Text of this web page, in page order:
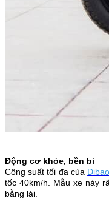
Động cơ khỏe, bền bỉ
Công suất tối đa của
tốc 40km/h. Mẫu xe này
bằng lái.